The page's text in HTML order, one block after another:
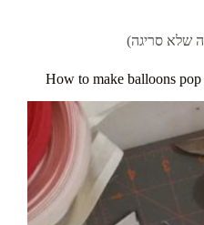
שלא סריגה)
How to make balloons